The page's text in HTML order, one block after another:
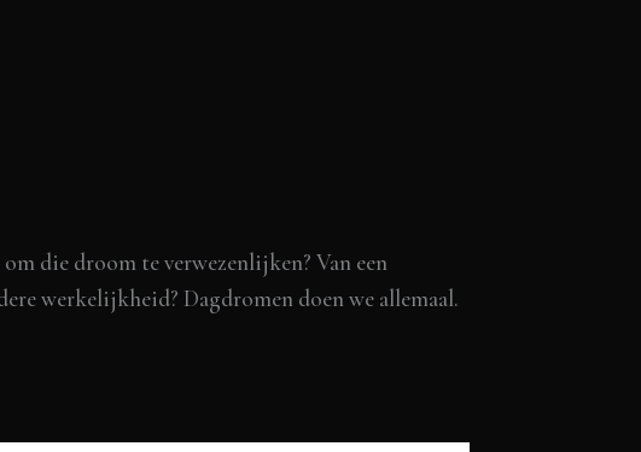
die droom te verwezenlijken? Van een
werkelijkheid? Dagdromen doen we allemaal.